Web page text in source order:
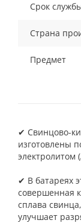
Срок
Страна
Предмет
✔ Свинцово-
изготовлены
электролитом
✔ В батареях
совершенная
сплава
улучшает